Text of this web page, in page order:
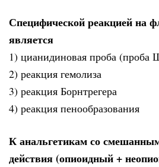
Специфической реакцией на
является
1) цианидиновая проба (проба
2) реакция гемолиза
3) реакция Борнтрегера
4) реакция пенообразования
К анальгетикам со
действия (опиоидный +